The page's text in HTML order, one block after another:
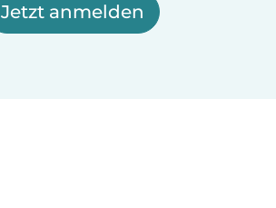
Jetzt anmelden